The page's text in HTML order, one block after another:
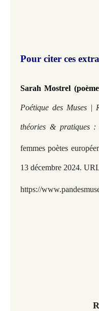
Pour citer ces
Sarah Mostrel
Poétique des Muses |
théories & pratiques :
femmes poètes
13 décembre 2024.
https://